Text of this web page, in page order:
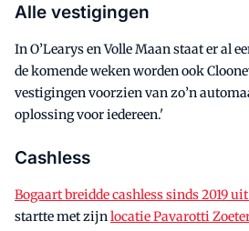
Alle vestigingen
In O’Learys en Volle Maan staat er al
de komende weken worden ook
vestigingen voorzien van zo’n
oplossing voor iedereen.'
Cashless
Bogaart breidde cashless sinds 2019
startte met zijnlocatie Pavarotti